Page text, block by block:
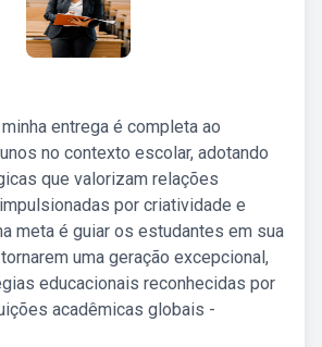
entrega é completa ao
no contexto escolar, adotando
que valorizam relações
por criatividade e
meta é guiar os estudantes em sua
uma geração excepcional,
educacionais reconhecidas por
acadêmicas globais -